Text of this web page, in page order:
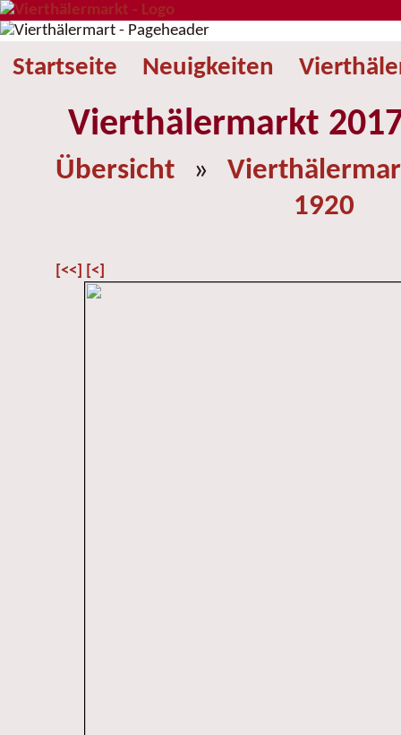
Startseite Neuigkeiten
Vierthälermarkt
Übersicht »
1920
[<<] [<]